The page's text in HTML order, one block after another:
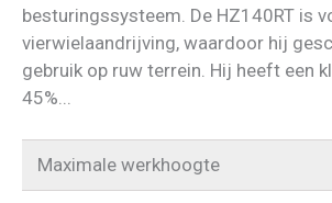
besturingssysteem. De HZ140RT is
vierwielaandrijving, waardoor hij
gebruik op ruw terrein. Hij heeft een
45%...
Maximale werkhoogte